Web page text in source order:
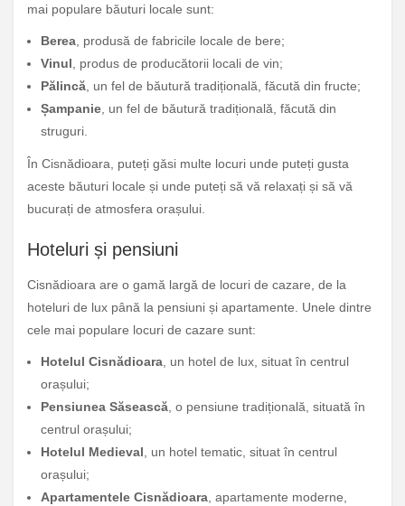
mai populare băuturi locale sunt:
Berea , produsă de fabricile locale de bere;
Vinul , produs de producătorii locali de vin;
Pălincă , un fel de băutură tradițională, făcută din fructe;
Șampanie , un fel de băutură tradițională, făcută din
struguri.
În Cisnădioara, puteți găsi multe locuri unde puteți gusta
aceste băuturi locale și unde puteți să vă relaxați și să vă
bucurați de atmosfera orașului.
Hoteluri și pensiuni
Cisnădioara are o gamă largă de locuri de cazare, de la
hoteluri de lux până la pensiuni și apartamente. Unele dintre
cele mai populare locuri de cazare sunt:
Hotelul Cisnădioara, un hotel de lux, situat în centrul
orașului;
Pensiunea Săsească, o pensiune tradițională, situată în
centrul orașului;
Hotelul Medieval, un hotel tematic, situat în centrul
orașului;
Apartamentele Cisnădioara, apartamente moderne,